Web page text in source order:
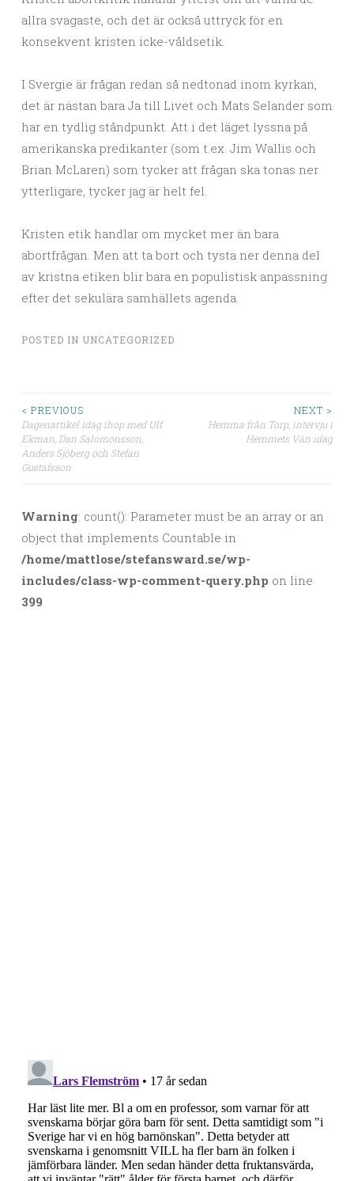
allra svagaste, och det är också uttryck för en
konsekvent kristen icke-våldsetik.
I Svergie är frågan redan så nedtonad inom kyrkan,
det är nästan bara Ja till Livet och Mats Selander som
har en tydlig ståndpunkt. Att i det läget lyssna på
amerikanska predikanter (som t.ex. Jim Wallis och
Brian McLaren) som tycker att frågan ska tonas ner
ytterligare, tycker jag är helt fel.
Kristen etik handlar om mycket mer än bara
abortfrågan. Men att ta bort och tysta ner denna del
av kristna etiken blir bara en populistisk anpassning
efter det sekulära samhällets agenda.
POSTED IN UNCATEGORIZED
Post navigation
< PREVIOUS
Dagenartikel idag ihop med Ulf
Ekman, Dan Salomonsson,
Anders Sjöberg och Stefan
Gustafsson
NEXT >
Hemma från Torp, intervju i
Hemmets Vän idag
Warning: count(): Parameter must be an array or an
object that implements Countable in
/home/mattlose/stefansward.se/wp-
includes/class-wp-comment-query.php on line
399